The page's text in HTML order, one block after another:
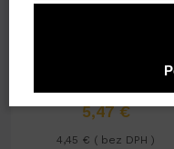
Natural Line 50ml Lily of
5,47 €
4,45 € ( bez DPH )